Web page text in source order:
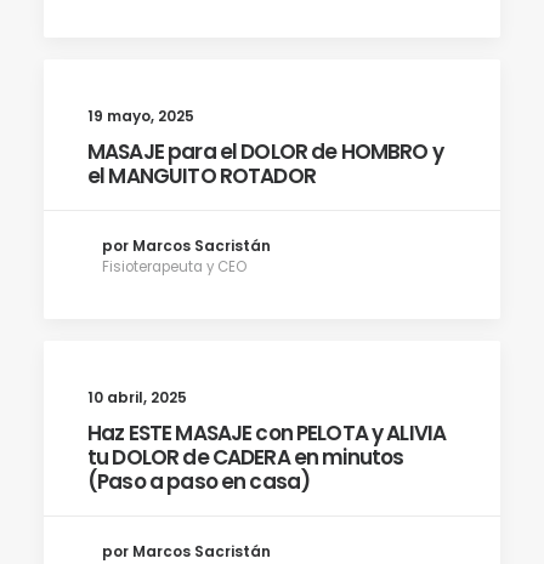
19 mayo, 2025
MASAJE para el DOLOR de HOMBRO y
el MANGUITO ROTADOR
por Marcos Sacristán
Fisioterapeuta y CEO
10 abril, 2025
Haz ESTE MASAJE con PELOTA y ALIVIA
tu DOLOR de CADERA en minutos
(Paso a paso en casa)
por Marcos Sacristán